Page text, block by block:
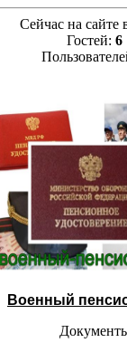
Сейчас на сайте
Гостей: 6
Военный